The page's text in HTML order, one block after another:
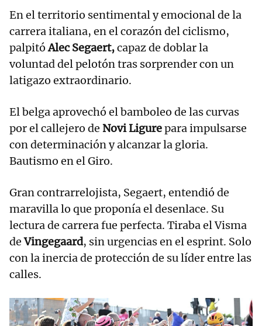
En el territorio sentimental y emocional de la
carrera italiana, en el corazón del ciclismo,
palpitóAlec Segaert,capaz de doblar la
voluntad del pelotón tras sorprender con un
latigazo extraordinario.
El belga aprovechó el bamboleo de las curvas
por el callejero de Novi Ligurepara impulsarse
con determinación y alcanzar la gloria.
Bautismo en el Giro.
Gran contrarrelojista, Segaert, entendió de
maravilla lo que proponía el desenlace. Su
lectura de carrera fue perfecta. Tiraba el Visma
deVingegaard, sin urgencias en el esprint. Solo
con la inercia de protección de su líder entre las
calles.